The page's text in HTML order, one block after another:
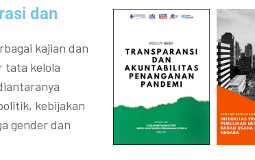
dan
kajian dan
tata kelola
kebijakan
gender dan